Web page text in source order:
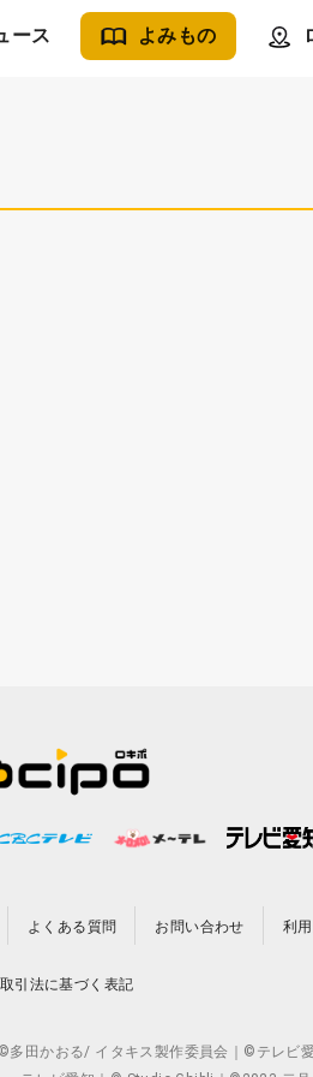
ース よみもの
よくある質問 お問い合わせ 利
引法に基づく表記
かおる/ イタキス製作委員会｜©テレビ